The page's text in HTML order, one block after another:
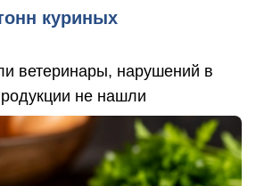
куриных
ветеринары, нарушений в
не нашли